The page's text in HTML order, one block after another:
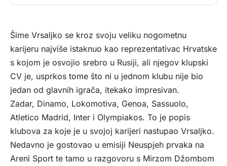
Šime Vrsaljko se kroz svoju veliku nogometnu
karijeru najviše istaknuo kao reprezentativac Hrvatske
s kojom je osvojio srebro u Rusiji, ali njegov klupski
CV je, usprkos tome što ni u jednom klubu nije bio
jedan od glavnih igrača, itekako impresivan.
Zadar, Dinamo, Lokomotiva, Genoa, Sassuolo,
Atletico Madrid, Inter i Olympiakos. To je popis
klubova za koje je u svojoj karijeri nastupao Vrsaljko.
Nedavno je gostovao u emisiji Neuspjeh prvaka na
Areni Sport te tamo u razgovoru s Mirzom Džombom